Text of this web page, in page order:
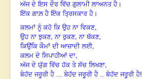
ਅੱਜ ਦੇ ਇਸ ਦੌਰ ਵਿੱਚ ਗੁਲਾਮੀ ਲਾਅਨਤ ਹੈ।
ਇੱਕ ਗਾਲ਼ ਹੈ ਇੱਕ ਤ੍ਰਿਸਕਾਰ ਹੈ।
ਕਲਮਾਂ ਨੂੰ ਕਹੋ ਕਿ ਉਹ ਨਾ ਵਿਕਣ,
ਉਹ ਨਾ ਝੁਕਣ, ਨਾ ਰੁਕਣ, ਨਾ ਥੱਕਣ,
ਕਿਉਂਕਿ ਕੌਮਾਂ ਦੀ ਆਜ਼ਾਦੀ ਲਈ,
ਕਲਮ ਦੇ ਸਿਪਾਹੀਆਂ ਦਾ,
ਅੱਜ ਦੇ ਯੁੱਗ ਵਿੱਚ ਹੱਕ ਤੇ ਸੱਚ ਲਿਖਣਾ,
ਬੇਹੱਦ ਜਰੂਰੀ ਹੈ ... ਬੇਹੱਦ ਜਰੂਰੀ ਹੈ .. ਬੇਹੱਦ ਜਰੂਰੀ ਹੈ!